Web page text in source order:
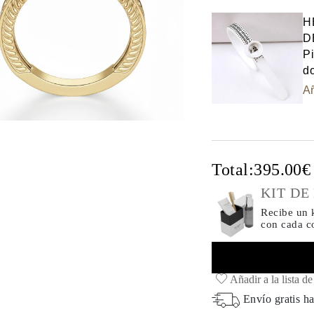
Total:
KIT DE
Recibe un
con cada
Añadir a la lista de
Envío gratis